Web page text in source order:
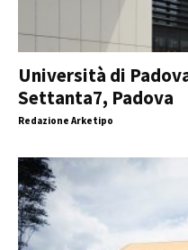
Università di
Settanta7, Padova
Redazione Arketipo